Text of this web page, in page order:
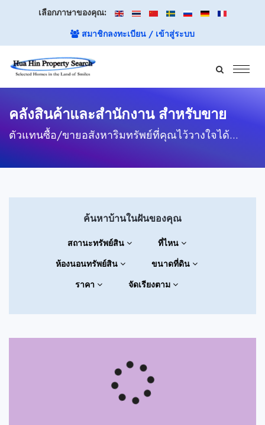
เลือกภาษาของคุณ:
สมาชิกลงทะเบียน / เข้าสู่ระบบ
คลังสินค้าและสำนักงาน สำหรับขาย
ตัวแทนซื้อ/ขายอสังหาริมทรัพย์ที่คุณไว้วางใจได้...
ค้นหาบ้านในฝันของคุณ
สถานะทรัพย์สิน
ที่ไหน
ห้องนอนทรัพย์สิน
ขนาดที่ดิน
ราคา
จัดเรียงตาม